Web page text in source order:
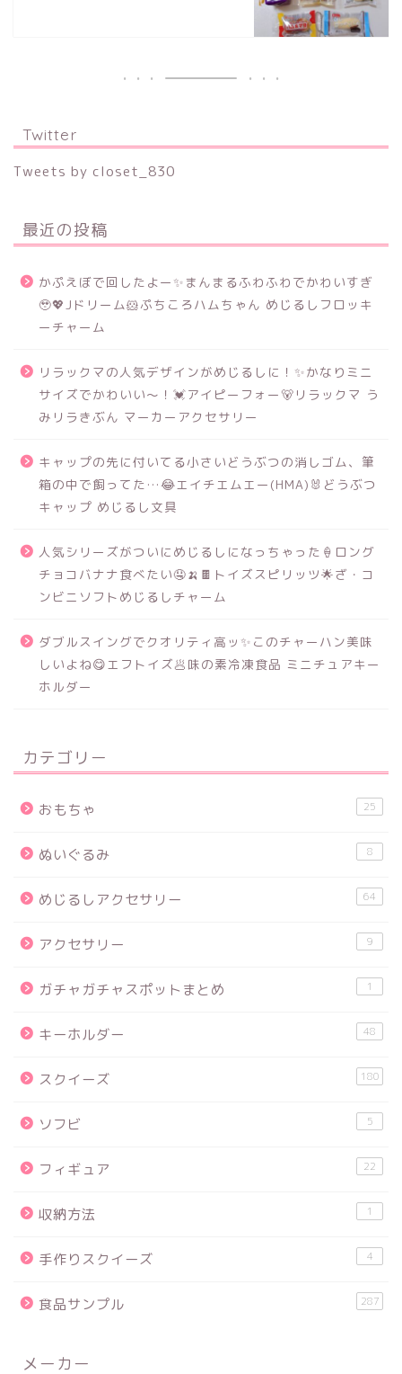
Twitter
Tweets by closet_830
最近の投稿
かぷえぼで回したよー✨まんまるふわふわでかわいすぎ
🥹💖Jドリーム🐹ぷちころハムちゃん めじるしフロッキ
ーチャーム
リラックマの人気デザインがめじるしに！✨かなりミニ
サイズでかわいい～！💓アイピーフォー🐻リラックマ う
みリラきぶん マーカーアクセサリー
キャップの先に付いてる小さいどうぶつの消しゴム、筆
箱の中で飼ってた…😂エイチエムエー(HMA)🐰どうぶつ
キャップ めじるし文具
人気シリーズがついにめじるしになっちゃった🍦ロング
チョコバナナ食べたい🤤🍌🍫トイズスピリッツ🌟ざ・コ
ンビニソフトめじるしチャーム
ダブルスイングでクオリティ高ッ✨このチャーハン美味
しいよね😋エフトイズ🥟味の素冷凍食品 ミニチュアキー
ホルダー
カテゴリー
おもちゃ 25
ぬいぐるみ 8
めじるしアクセサリー 64
アクセサリー 9
ガチャガチャスポットまとめ 1
キーホルダー 48
スクイーズ 180
ソフビ 5
フィギュア 22
収納方法 1
手作りスクイーズ 4
食品サンプル 287
メーカー